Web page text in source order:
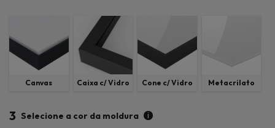
Canvas Caixa c/ Vidro Cone c/ Vidro Metacrilato
3 Selecione a cor da moldura i